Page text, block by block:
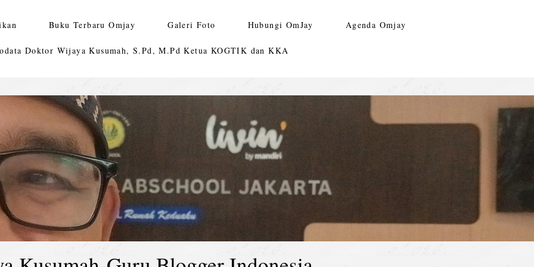
Buku Terbaru Omjay Galeri Foto Hubungi OmJay Agenda Omjay
Doktor Wijaya Kusumah, S.Pd, M.Pd Ketua KOGTIK dan KKA